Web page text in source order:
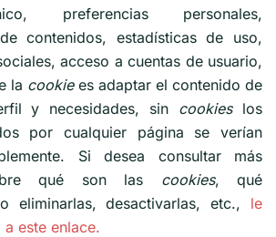
preferencias personales,
contenidos, estadísticas de uso,
acceso a cuentas de usuario,
la cookiees adaptar el contenido de
y necesidades, sin cookieslos
por cualquier página se verían
Si desea consultar más
qué son las cookies, qué
eliminarlas, desactivarlas, etc., le
este enlace.